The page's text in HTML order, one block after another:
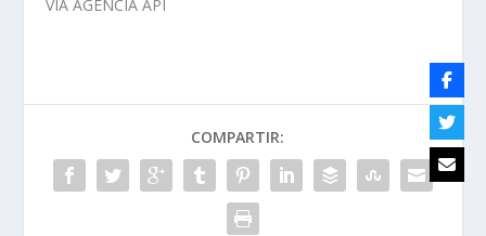
VÍA AGENCIA API
COMPARTIR: